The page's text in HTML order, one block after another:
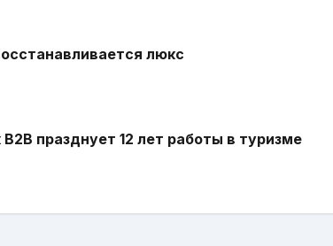
люкс
празднует 12 лет работы в туризме